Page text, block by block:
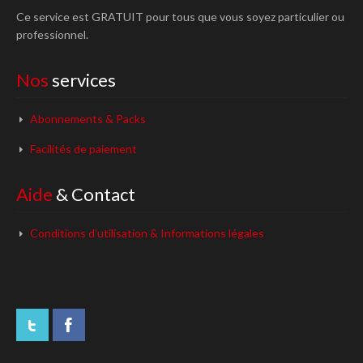
Ce service est GRATUIT pour tous que vous soyez particulier ou
professionnel.
Nos services
Abonnements & Packs
Facilités de paiement
Aide & Contact
Conditions d’utilisation & Informations légales